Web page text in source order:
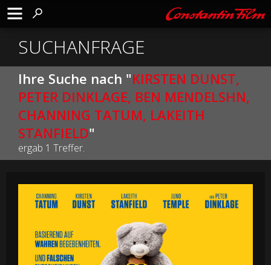
SUCHANFRAGE
Ihre Suche nach "KIRSTEN DUNST,
PETER DINKLAGE, BEN MENDELSHN,
CHANNING TATUM, LAKEITH
STANFIELD"
ergab 1 Treffer.